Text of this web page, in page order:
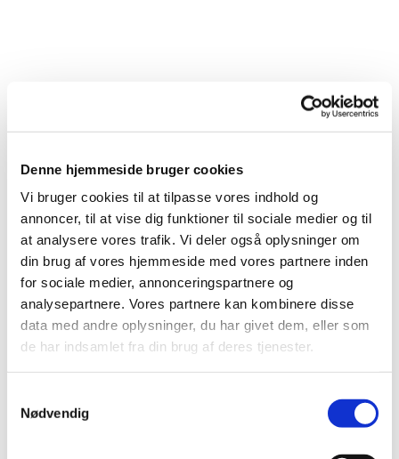
Denne hjemmeside bruger cookies
Vi bruger cookies til at tilpasse vores indhold og
annoncer, til at vise dig funktioner til sociale medier og til
at analysere vores trafik. Vi deler også oplysninger om
din brug af vores hjemmeside med vores partnere inden
for sociale medier, annonceringspartnere og
analysepartnere. Vores partnere kan kombinere disse
data med andre oplysninger, du har givet dem, eller som
de har indsamlet fra din brug af deres tjenester.
Nødvendig
Du vil måske også kunne lide...